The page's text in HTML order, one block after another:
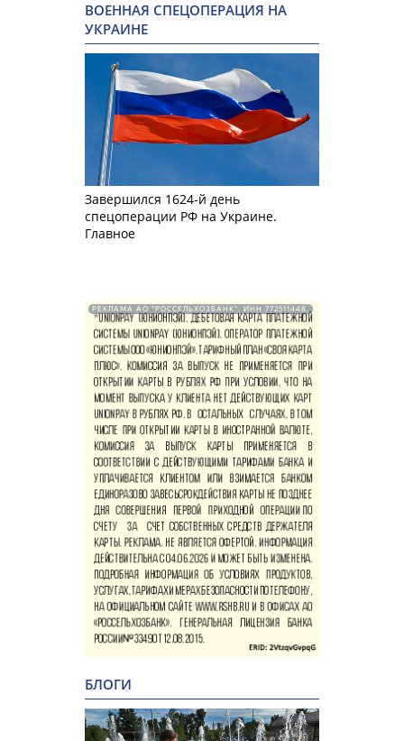
ВОЕННАЯ СПЕЦОПЕРАЦИЯ НА
УКРАИНЕ
Завершился 1624-й день
спецоперации РФ на Украине.
Главное
РЕКЛАМА АО "РОССЕЛЬХОЗБАНК". ИНН 772511448.
БЛОГИ